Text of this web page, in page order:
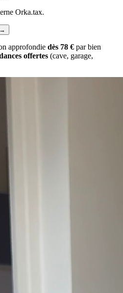
Orka.tax.
→
approfondie dès 78 € par bien
offertes (cave, garage,